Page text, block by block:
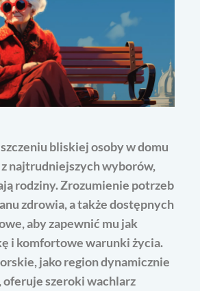
bliskiej osoby w domu
najtrudniejszych wyborów,
rodziny. Zrozumienie potrzeb
zdrowia, a także dostępnych
aby zapewnić mu jak
i komfortowe warunki życia.
jako region dynamicznie
oferuje szeroki wachlarz